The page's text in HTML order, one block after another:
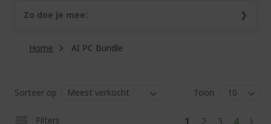
Zo doe je mee:
Ga naar
softwareoffer.intel.com
Intel-product om je software uiterlijk 15 maart 2027
Home AI PC Bundle
Sorteer op Toon
Filters
U
PaginaPaginaPagina